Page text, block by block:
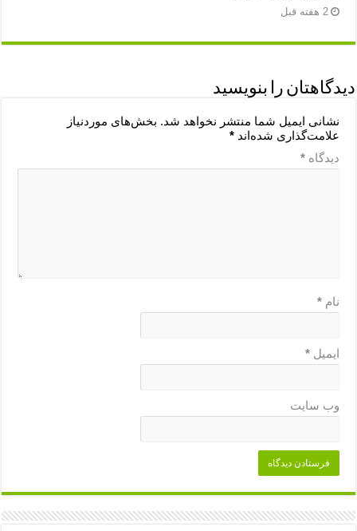
2 هفته قبل
دیدگاهتان را بنویسید
نشانی ایمیل شما منتشر نخواهد شد. بخش‌های موردنیاز
علامت‌گذاری شده‌اند*
دیدگاه*
نام*
ایمیل*
وب‌ سایت